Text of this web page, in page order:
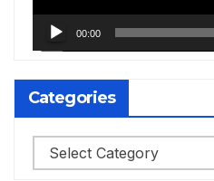
00:00
Categories
Categories